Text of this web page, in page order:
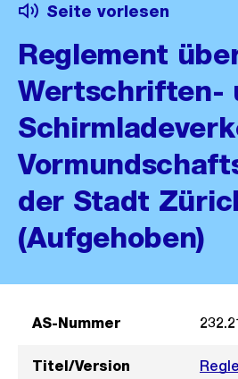
Seite vorlesen
Reglement
Wertschriften-
der Stadt
(Aufgehoben)
AS-Nummer
Titel/Version